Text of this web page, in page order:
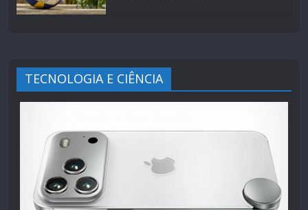
TECNOLOGIA E CIÊNCIA